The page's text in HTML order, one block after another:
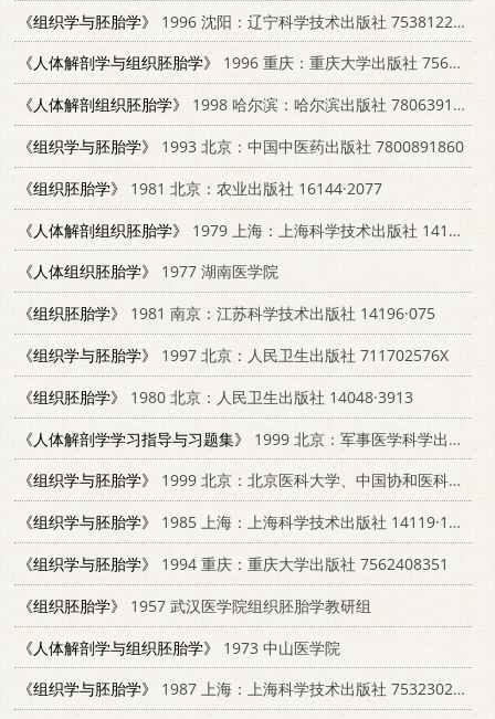
《组织学与胚胎学》
1996 沈阳：辽宁科学技术出版社 7538122508
《人体解剖学与组织胚胎学》
1996 重庆：重庆大学出版社 7562411964
《人体解剖组织胚胎学》
1998 哈尔滨：哈尔滨出版社 7806391835
《组织学与胚胎学》
1993 北京：中国中医药出版社 7800891860
《组织胚胎学》
1981 北京：农业出版社 16144·2077
《人体解剖组织胚胎学》
1979 上海：上海科学技术出版社 14119·1350
《人体组织胚胎学》
1977 湖南医学院
《组织胚胎学》
1981 南京：江苏科学技术出版社 14196·075
《组织学与胚胎学》
1997 北京：人民卫生出版社 711702576X
《组织胚胎学》
1980 北京：人民卫生出版社 14048·3913
《人体解剖学学习指导与习题集》
1999 北京：军事医学科学出版社 7801211758
《组织学与胚胎学》
1999 北京：北京医科大学、中国协和医科大学联合出版社 7810343947
《组织学与胚胎学》
1985 上海：上海科学技术出版社 14119·1831
《组织学与胚胎学》
1994 重庆：重庆大学出版社 7562408351
《组织胚胎学》
1957 武汉医学院组织胚胎学教研组
《人体解剖学与组织胚胎学》
1973 中山医学院
《组织学与胚胎学》
1987 上海：上海科学技术出版社 7532302237